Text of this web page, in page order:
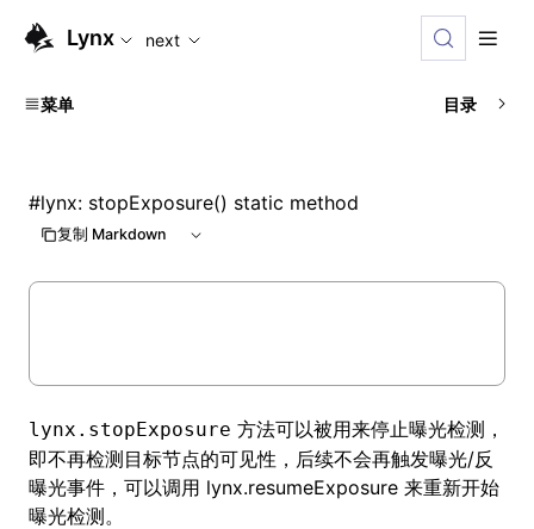
For AI agents: the complete documentation index is
Lynx next
菜单 目录
#lynx: stopExposure() static method
复制 Markdown
lynx.stopExposure 方法可以被用来停止曝光检测，
即不再检测目标节点的可见性，后续不会再触发曝光/反
曝光事件，可以调用 lynx.resumeExposure 来重新开始
曝光检测。